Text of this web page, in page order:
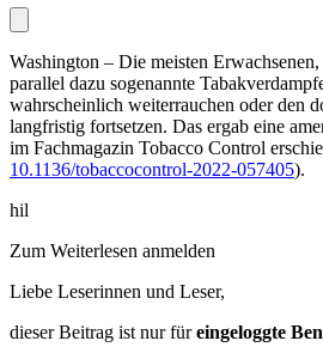
Washington – Die meisten
parallel dazu sogenannte
wahrscheinlich weiterrauchen oder den
langfristig fortsetzen. Das ergab eine
im Fachmagazin Tobacco Control
10.1136/tobaccocontrol-2022-057405).
hil
Zum Weiterlesen anmelden
Liebe Leserinnen und Leser,
dieser Beitrag ist nur füreingeloggte